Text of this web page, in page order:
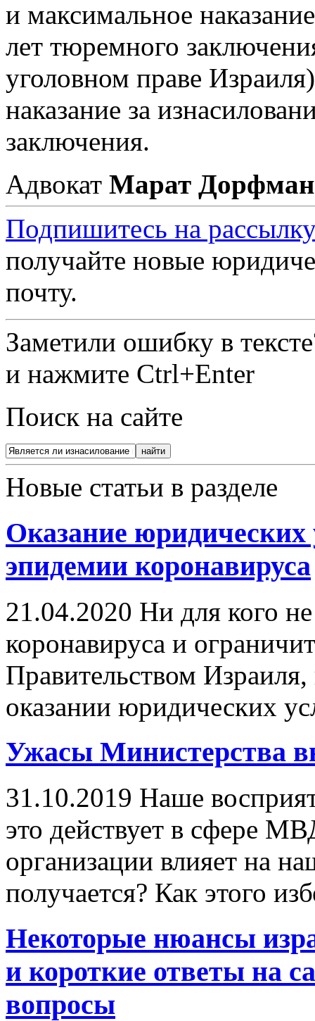
и максимальное
лет тюремного
уголовном праве
наказание за
заключения.
Адвокат Марат Дорфман
Подпишитесь на
получайте новые
почту.
Заметили ошибку в
и нажмите Ctrl+Enter
Поиск на сайте
Новые статьи в разделе
Оказание
эпидемии коронавируса
21.04.2020 Ни для кого
коронавируса и
Правительством Израиля,
оказании юридических
Ужасы Министерства
31.10.2019 Наше
это действует в сфере
организации влияет на
получается? Как этого
Некоторые нюансы
и короткие ответы на
вопросы